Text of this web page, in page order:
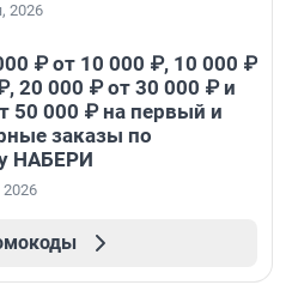
2026
₽ от 10 000 ₽, 10 000 ₽
20 000 ₽ от 30 000 ₽ и
50 000 ₽ на первый и
заказы по
НАБЕРИ
2026